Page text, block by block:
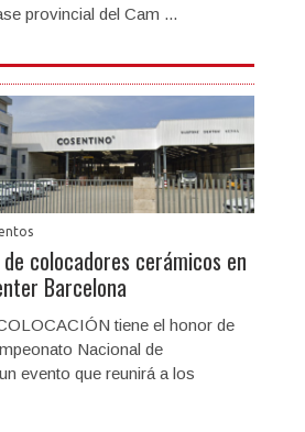
provincial del Cam ...
colocadores cerámicos en
Barcelona
tiene el honor de
Nacional de
evento que reunirá a los